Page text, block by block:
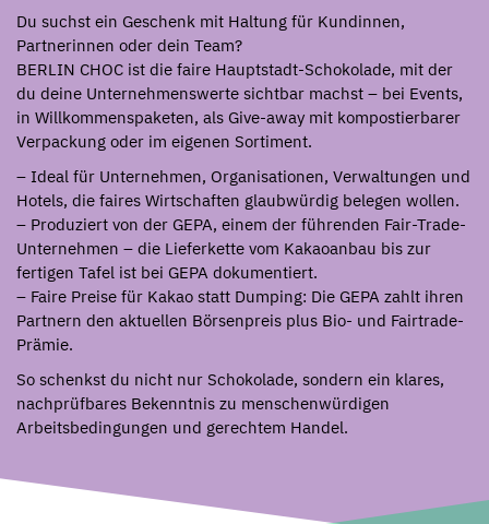
Du suchst ein Geschenk mit Haltung für Kundinnen,
Partnerinnen oder dein Team?
BERLIN CHOC ist die faire Hauptstadt-Schokolade, mit der
du deine Unternehmenswerte sichtbar machst – bei Events,
in Willkommenspaketen, als Give-away mit kompostierbarer
Verpackung oder im eigenen Sortiment.
– Ideal für Unternehmen, Organisationen, Verwaltungen und
Hotels, die faires Wirtschaften glaubwürdig belegen wollen.
– Produziert von der GEPA, einem der führenden Fair-Trade-
Unternehmen – die Lieferkette vom Kakaoanbau bis zur
fertigen Tafel ist bei GEPA dokumentiert.
– Faire Preise für Kakao statt Dumping: Die GEPA zahlt ihren
Partnern den aktuellen Börsenpreis plus Bio- und Fairtrade-
Prämie.
So schenkst du nicht nur Schokolade, sondern ein klares,
nachprüfbares Bekenntnis zu menschenwürdigen
Arbeitsbedingungen und gerechtem Handel.